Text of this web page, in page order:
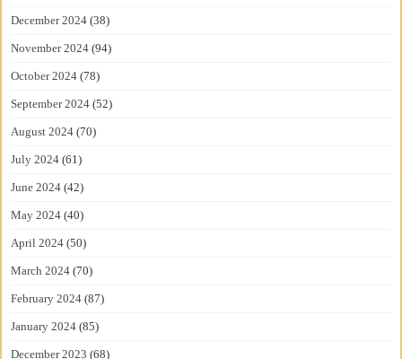
December 2024 (38)
November 2024 (94)
October 2024 (78)
September 2024 (52)
August 2024 (70)
July 2024 (61)
June 2024 (42)
May 2024 (40)
April 2024 (50)
March 2024 (70)
February 2024 (87)
January 2024 (85)
December 2023 (68)